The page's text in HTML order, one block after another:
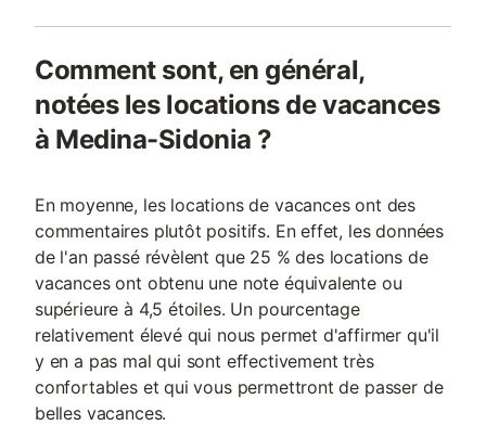
Comment sont, en général,
notées les locations de vacances
à Medina-Sidonia ?
En moyenne, les locations de vacances ont des
commentaires plutôt positifs. En effet, les données
de l'an passé révèlent que 25 % des locations de
vacances ont obtenu une note équivalente ou
supérieure à 4,5 étoiles. Un pourcentage
relativement élevé qui nous permet d'affirmer qu'il
y en a pas mal qui sont effectivement très
confortables et qui vous permettront de passer de
belles vacances.